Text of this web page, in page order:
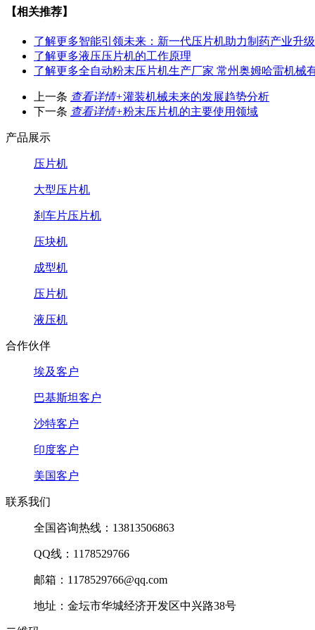
【相关推荐】
了解更多智能引领未来：新一代压片机助力制药产业升级
了解更多液压压片机的工作原理
了解更多全自动粉末压片机生产厂家 常州奥姆哈雷机械
上一条 查看详情+灌装机械未来的发展趋势分析
下一条 查看详情+粉末压片机的主要使用领域
产品展示
压片机
大型压片机
刹车片压片机
压块机
成型机
压片机
液压机
合作伙伴
埃及客户
巴基斯坦客户
沙特客户
印度客户
美国客户
联系我们
全国咨询热线：13813506863
QQ线：1178529766
邮箱：1178529766@qq.com
地址：金坛市华城经济开发区中兴路38号